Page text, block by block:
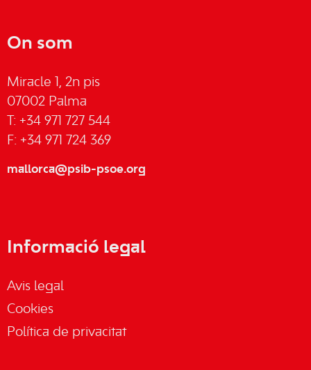
On som
Miracle 1, 2n pis
07002 Palma
T: +34 971 727 544
F: +34 971 724 369
mallorca@psib-psoe.org
Informació legal
Avis legal
Cookies
Política de privacitat